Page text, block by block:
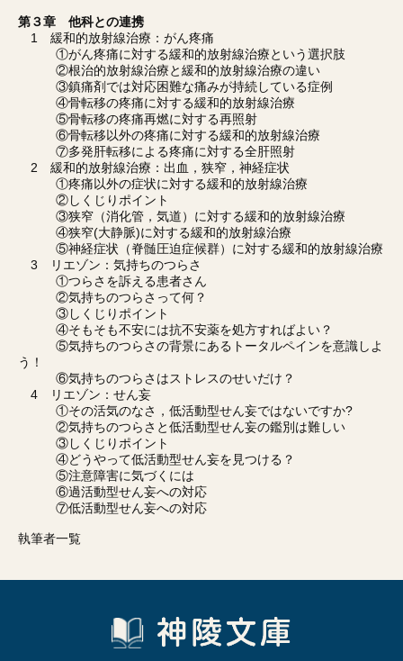
第３章 他科との連携
1 緩和的放射線治療：がん疼痛
①がん疼痛に対する緩和的放射線治療という選択肢
②根治的放射線治療と緩和的放射線治療の違い
③鎮痛剤では対応困難な痛みが持続している症例
④骨転移の疼痛に対する緩和的放射線治療
⑤骨転移の疼痛再燃に対する再照射
⑥骨転移以外の疼痛に対する緩和的放射線治療
⑦多発肝転移による疼痛に対する全肝照射
2 緩和的放射線治療：出血，狭窄，神経症状
①疼痛以外の症状に対する緩和的放射線治療
②しくじりポイント
③狭窄（消化管，気道）に対する緩和的放射線治療
④狭窄(大静脈)に対する緩和的放射線治療
⑤神経症状（脊髄圧迫症候群）に対する緩和的放射線治療
3 リエゾン：気持ちのつらさ
①つらさを訴える患者さん
②気持ちのつらさって何？
③しくじりポイント
④そもそも不安には抗不安薬を処方すればよい？
⑤気持ちのつらさの背景にあるトータルペインを意識しよ
う！
⑥気持ちのつらさはストレスのせいだけ？
4 リエゾン：せん妄
①その活気のなさ，低活動型せん妄ではないですか?
②気持ちのつらさと低活動型せん妄の鑑別は難しい
③しくじりポイント
④どうやって低活動型せん妄を見つける？
⑤注意障害に気づくには
⑥過活動型せん妄への対応
⑦低活動型せん妄への対応
執筆者一覧